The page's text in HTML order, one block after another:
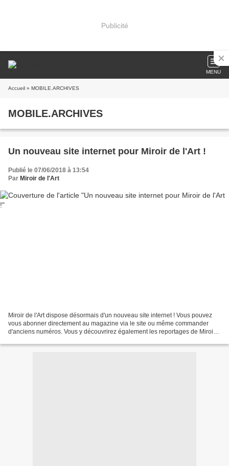
Publicité
MENU
Accueil » MOBILE.ARCHIVES
MOBILE.ARCHIVES
Un nouveau site internet pour Miroir de l'Art !
Publié le 07/06/2018 à 13:54
Par Miroir de l'Art
Miroir de l'Art dispose désormais d'un nouveau site internet ! Vous pouvez
vous abonner directement au magazine via le site ou même commander
d'anciens numéros. Vous y découvrirez également les reportages de Miroir